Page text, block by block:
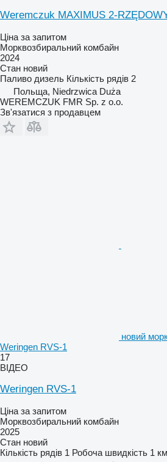
Weremczuk MAXIMUS 2-
Ціна за запитом
Морквозбиральний комбайн
2024
Стан новий
Паливо дизель Кількість рядів 2
Польща, Niedrzwica Duża
WEREMCZUK FMR Sp. z o.o.
Зв'язатися з продавцем
новий
Weringen RVS-1
17
ВІДЕО
Weringen RVS-1
Ціна за запитом
Морквозбиральний комбайн
2025
Стан новий
Кількість рядів 1 Робоча швидкість 1